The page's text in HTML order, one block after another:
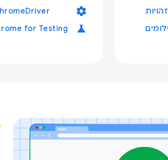
זהויות settings
science